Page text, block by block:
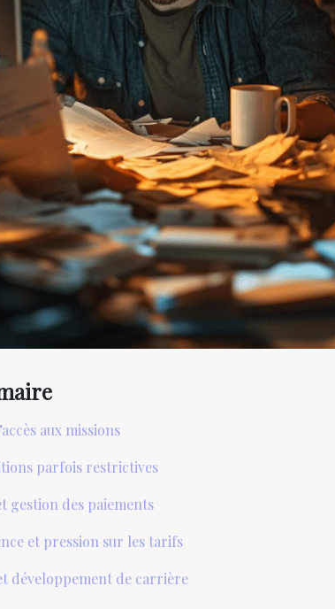
aux missions
parfois restrictives
gestion des paiements
et pression sur les tarifs
développement de carrière